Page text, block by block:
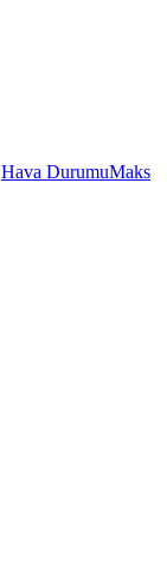
Hava DurumuMaks